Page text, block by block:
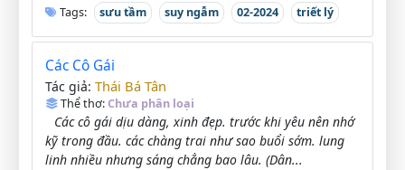
Tags: sưu tầm suy ngẫm 02-2024 triết lý
Các Cô Gái
Tác giả: Thái Bá Tân
Thể thơ:Chưa phân loại
Các cô gái dịu dàng, xinh đẹp. trước khi yêu nên nhớ
kỹ trong đầu. các chàng trai như sao buổi sớm. lung
linh nhiều nhưng sáng chẳng bao lâu. (Dân...